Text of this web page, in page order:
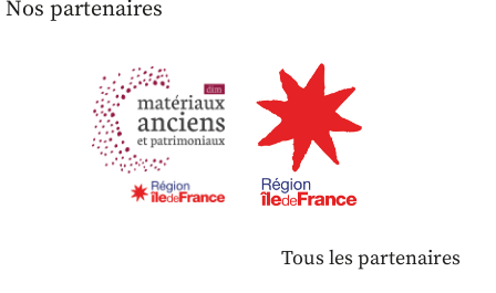
Nos partenaires
Tous les partenaires